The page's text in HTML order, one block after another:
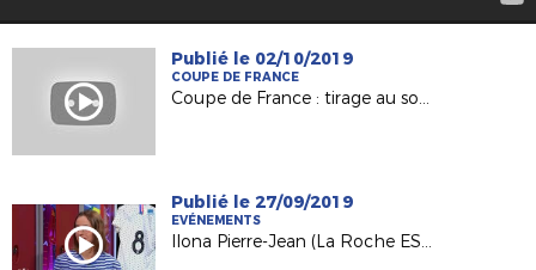
Publié le 02/10/2019
COUPE DE FRANCE
Coupe de France : tirage au sort du 5e tour
Publié le 27/09/2019
EVÉNEMENTS
Ilona Pierre-Jean (La Roche ESOF) invitée d'USBFoot sur France 3